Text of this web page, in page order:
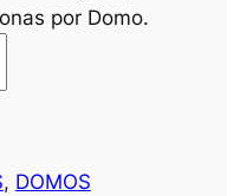
por Domo.
, DOMOS